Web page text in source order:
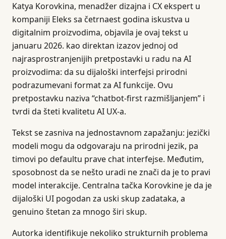
Katya Korovkina, menadžer dizajna i CX ekspert u
kompaniji Eleks sa četrnaest godina iskustva u
digitalnim proizvodima, objavila je ovaj tekst u
januaru 2026. kao direktan izazov jednoj od
najrasprostranjenijih pretpostavki u radu na AI
proizvodima: da su dijaloški interfejsi prirodni
podrazumevani format za AI funkcije. Ovu
pretpostavku naziva “chatbot-first razmišljanjem” i
tvrdi da šteti kvalitetu AI UX-a.
Tekst se zasniva na jednostavnom zapažanju: jezički
modeli mogu da odgovaraju na prirodni jezik, pa
timovi po defaultu prave chat interfejse. Međutim,
sposobnost da se nešto uradi ne znači da je to pravi
model interakcije. Centralna tačka Korovkine je da je
dijaloški UI pogodan za uski skup zadataka, a
genuino štetan za mnogo širi skup.
Autorka identifikuje nekoliko strukturnih problema